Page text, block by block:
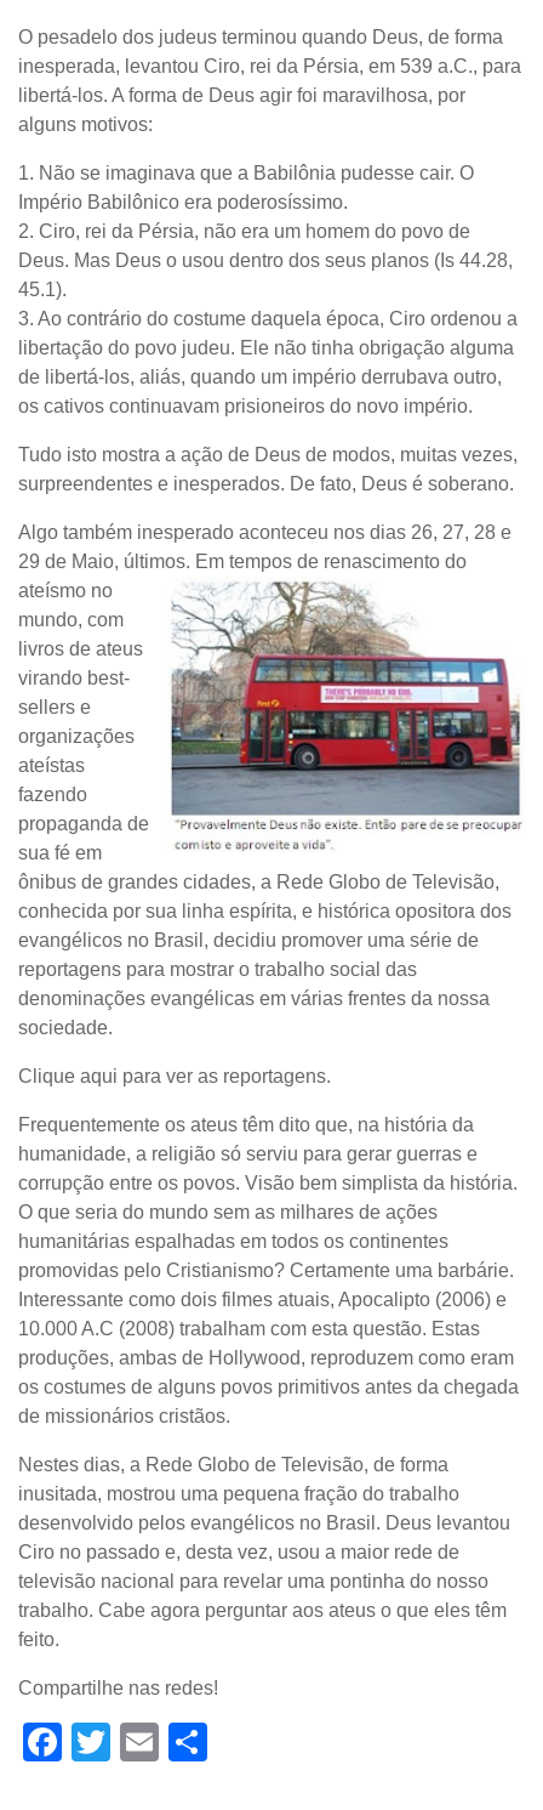
O pesadelo dos judeus terminou quando Deus, de forma
inesperada, levantou Ciro, rei da Pérsia, em 539 a.C., para
libertá-los. A forma de Deus agir foi maravilhosa, por
alguns motivos:
1. Não se imaginava que a Babilônia pudesse cair. O
Império Babilônico era poderosíssimo.
2. Ciro, rei da Pérsia, não era um homem do povo de
Deus. Mas Deus o usou dentro dos seus planos (Is 44.28,
45.1).
3. Ao contrário do costume daquela época, Ciro ordenou a
libertação do povo judeu. Ele não tinha obrigação alguma
de libertá-los, aliás, quando um império derrubava outro,
os cativos continuavam prisioneiros do novo império.
Tudo isto mostra a ação de Deus de modos, muitas vezes,
surpreendentes e inesperados. De fato, Deus é soberano.
Algo também inesperado aconteceu nos dias 26, 27, 28 e
29 de Maio, últimos. Em tempos de renascimento do
ateísmo no
mundo, com
livros de ateus
virando best-
sellers e
organizações
ateístas
fazendo
propaganda de
sua fé em
ônibus de grandes cidades, a Rede Globo de Televisão,
conhecida por sua linha espírita, e histórica opositora dos
evangélicos no Brasil, decidiu promover uma série de
reportagens para mostrar o trabalho social das
denominações evangélicas em várias frentes da nossa
sociedade.
Clique aqui para ver as reportagens.
Frequentemente os ateus têm dito que, na história da
humanidade, a religião só serviu para gerar guerras e
corrupção entre os povos. Visão bem simplista da história.
O que seria do mundo sem as milhares de ações
humanitárias espalhadas em todos os continentes
promovidas pelo Cristianismo? Certamente uma barbárie.
Interessante como dois filmes atuais, Apocalipto (2006) e
10.000 A.C (2008) trabalham com esta questão. Estas
produções, ambas de Hollywood, reproduzem como eram
os costumes de alguns povos primitivos antes da chegada
de missionários cristãos.
Nestes dias, a Rede Globo de Televisão, de forma
inusitada, mostrou uma pequena fração do trabalho
desenvolvido pelos evangélicos no Brasil. Deus levantou
Ciro no passado e, desta vez, usou a maior rede de
televisão nacional para revelar uma pontinha do nosso
trabalho. Cabe agora perguntar aos ateus o que eles têm
feito.
Compartilhe nas redes!
Facebook
TwitterEmail